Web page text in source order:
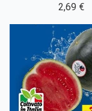
2,69 €